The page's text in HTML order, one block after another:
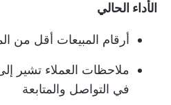
الأداء الحالي
أرقام المبيعات أقل من
ملاحظات العملاء تشير
في التواصل والمتابعة